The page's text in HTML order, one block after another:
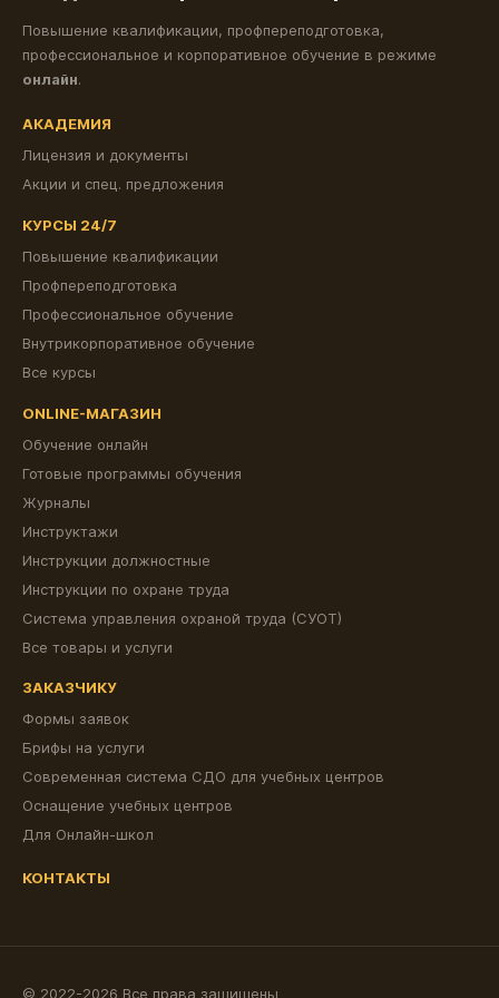
Повышение квалификации, профпереподготовка,
профессиональное и корпоративное обучение в режиме
онлайн.
АКАДЕМИЯ
Лицензия и документы
Акции и спец. предложения
КУРСЫ 24/7
Повышение квалификации
Профпереподготовка
Профессиональное обучение
Внутрикорпоративное обучение
Все курсы
ONLINE-МАГАЗИН
Обучение онлайн
Готовые программы обучения
Журналы
Инструктажи
Инструкции должностные
Инструкции по охране труда
Система управления охраной труда (СУОТ)
Все товары и услуги
ЗАКАЗЧИКУ
Формы заявок
Брифы на услуги
Современная система СДО для учебных центров
Оснащение учебных центров
Для Онлайн-школ
КОНТАКТЫ
© 2022-2026 Все права защищены